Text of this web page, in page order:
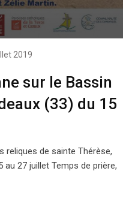
2019
sur le Bassin
(33) du 15
reliques de sainte Thérèse,
27 juillet Temps de prière,